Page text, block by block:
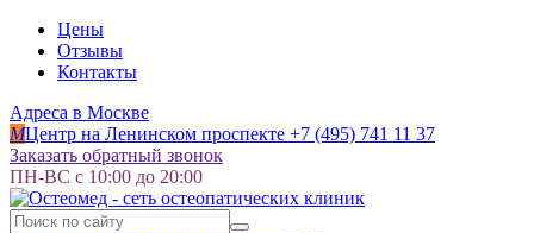
Цены
Отзывы
Контакты
Адреса в Москве
MЦентр на Ленинском проспекте +7 (495) 741 11 37
Заказать обратный звонок
ПН-ВС с 10:00 до 20:00